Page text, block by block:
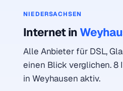
NIEDERSACHSEN
Internet in
Alle Anbieter für DSL,
einen Blick verglichen. 8
in Weyhausen aktiv.